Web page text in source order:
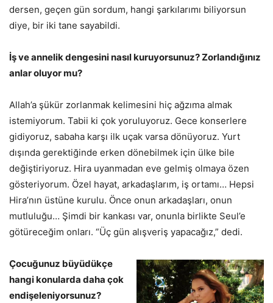
dersen, geçen gün sordum, hangi şarkılarımı biliyorsun
diye, bir iki tane sayabildi.
İş ve annelik dengesini nasıl kuruyorsunuz? Zorlandığınız
anlar oluyor mu?
Allah’a şükür zorlanmak kelimesini hiç ağzıma almak
istemiyorum. Tabii ki çok yoruluyoruz. Gece konserlere
gidiyoruz, sabaha karşı ilk uçak varsa dönüyoruz. Yurt
dışında gerektiğinde erken dönebilmek için ülke bile
değiştiriyoruz. Hira uyanmadan eve gelmiş olmaya özen
gösteriyorum. Özel hayat, arkadaşlarım, iş ortamı… Hepsi
Hira’nın üstüne kurulu. Önce onun arkadaşları, onun
mutluluğu… Şimdi bir kankası var, onunla birlikte Seul’e
götüreceğim onları. “Üç gün alışveriş yapacağız,” dedi.
Çocuğunuz büyüdükçe
hangi konularda daha çok
endişeleniyorsunuz?